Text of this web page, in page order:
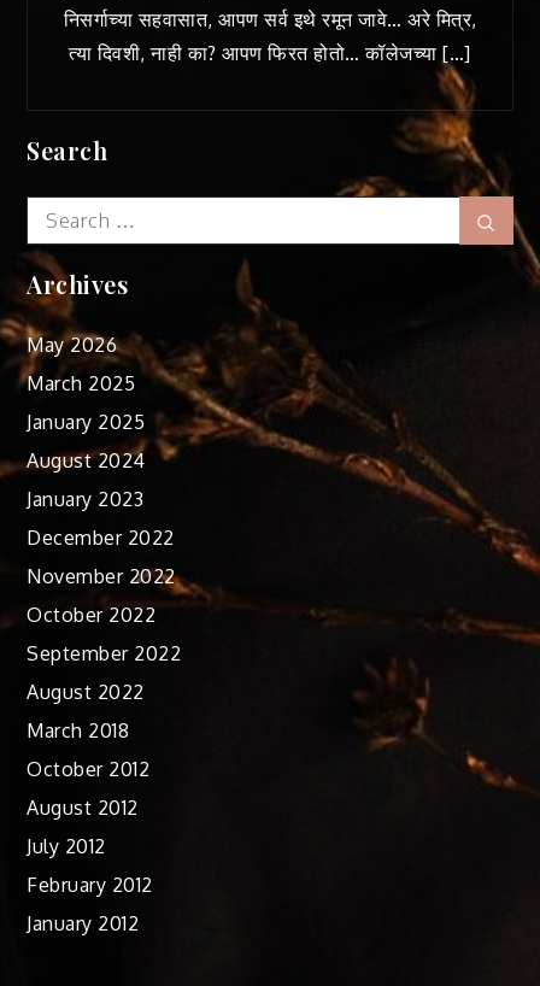
निसर्गाच्या सहवासात, आपण सर्व इथे रमून जावे… अरे मित्र,
त्या दिवशी, नाही का? आपण फिरत होतो… कॉलेजच्या […]
Search
Search
for:
Archives
May 2026
March 2025
January 2025
August 2024
January 2023
December 2022
November 2022
October 2022
September 2022
August 2022
March 2018
October 2012
August 2012
July 2012
February 2012
January 2012